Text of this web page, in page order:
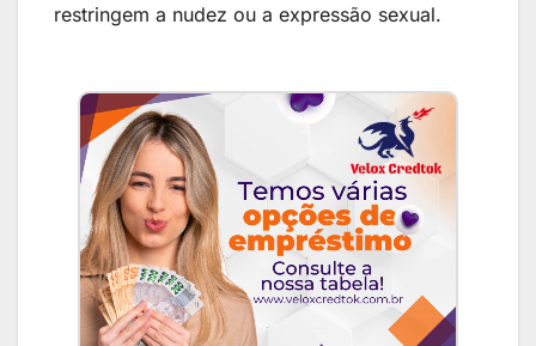
restringem a nudez ou a expressão sexual.